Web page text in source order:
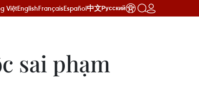
ViệtEnglishFrançaisEspañol中文Русский
sai phạm